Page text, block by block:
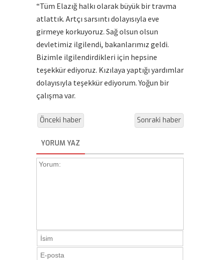
“Tüm Elazığ halkı olarak büyük bir travma
atlattık. Artçı sarsıntı dolayısıyla eve
girmeye korkuyoruz. Sağ olsun olsun
devletimiz ilgilendi, bakanlarımız geldi.
Bizimle ilgilendirdikleri için hepsine
teşekkür ediyoruz. Kızılaya yaptığı yardımlar
dolayısıyla teşekkür ediyorum. Yoğun bir
çalışma var.
Önceki haber Sonraki haber
YORUM YAZ